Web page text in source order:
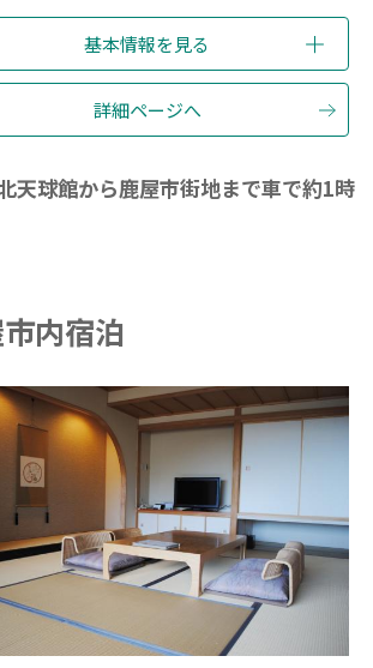
基本情報を見る
詳細ページへ
天球館から鹿屋市街地まで車で約1時
内宿泊